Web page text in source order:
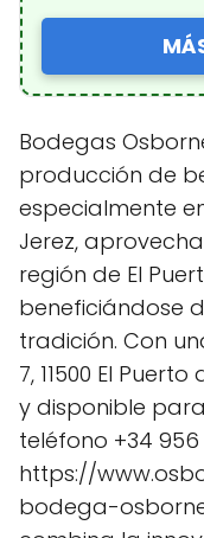
Bodegas
producción de
especialmente
Jerez,
región de El
beneficiándose
tradición. Con
7, 11500 El
y disponible
teléfono +34 956
https://
bodega-